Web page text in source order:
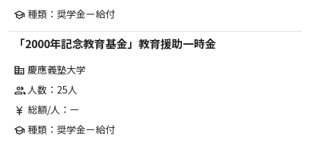
school 種類：奨学金ー給付
「2000年記念教育基金」教育援助一時金
corporate_fare 慶應義塾大学
group 人数：25人
currency_yen 総額/人：ー
school 種類：奨学金ー給付